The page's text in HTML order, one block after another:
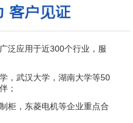
泛应用于近300个行业，服
，武汉大学，湖南大学等50
；
柜，东菱电机等企业重点合